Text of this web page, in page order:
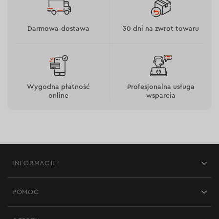
uruchomienia silnika. Dodatkowo zastosowano
Szybkość ładowania
Darmowa dostawa 30 dni na zwrot towaru
Wygodna płatność
online
Profesjonalna usługa
wsparcia
INFORMACJE
POMOC